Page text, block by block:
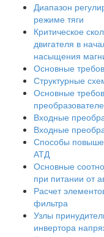
Диапазон
режиме тяги
Критическое
двигателя в
насыщения
Основные
Структурные
Основные
Входные
Входные
Способы
АТД
Основные
при питании от
Расчет
фильтра
Узлы
инвертора